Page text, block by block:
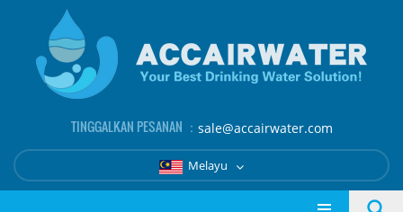
TINGGALKAN PESANAN ： sale@accairwater.com
Melayu